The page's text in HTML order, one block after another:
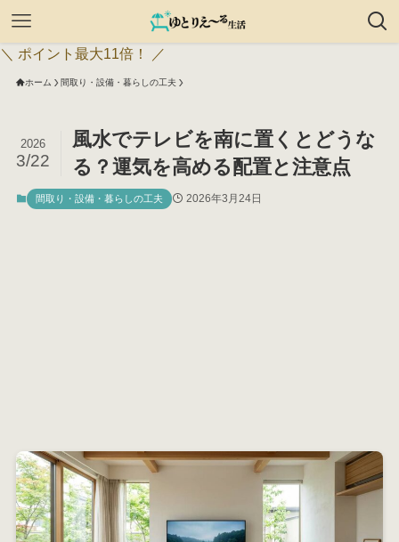
＼ ポイント最大11倍！ ／
ホーム 間取り・設備・暮らしの工夫
風水でテレビを南に置くとどうな
る？運気を高める配置と注意点
2026
3/22
間取り・設備・暮らしの工夫 2026年3月24日